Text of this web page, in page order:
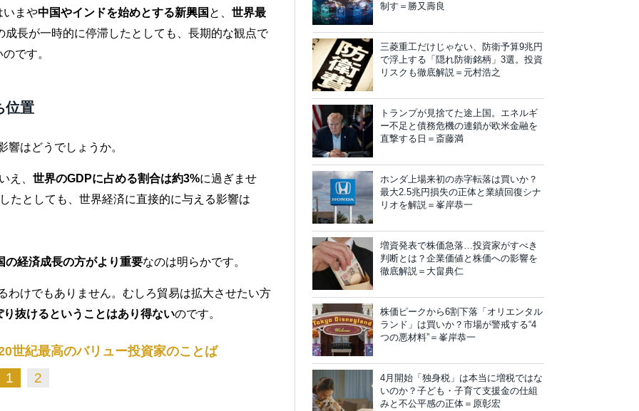
いまや中国やインドを始めとする新興国 と、 世界最
成長が一時的に停滞したとしても、長期的な観点で
です。
位置
響はどうでしょうか。
え、 世界のGDPに占める割合は約3%に過ぎませ
たとしても、世界経済に直接的に与える影響は
の経済成長の方がより重要なのは明らかです。
わけでもありません。むしろ貿易は拡大させたい方
抜けるということはあり得ないのです。
世紀最高のバリュー投資家のことば
1 2
制す＝勝又壽良
三菱重工だけじゃない、防衛予算9兆円
で浮上する「隠れ防衛銘柄」3選。投資
リスクも徹底解説＝元村浩之
トランプが見捨てた途上国。エネルギ
ー不足と債務危機の連鎖が欧米金融を
直撃する日＝斎藤満
ホンダ上場来初の赤字転落は買いか？
最大2.5兆円損失の正体と業績回復シナ
リオを解説＝峯岸恭一
増資発表で株価急落…投資家がすべき
判断とは？企業価値と株価への影響を
徹底解説＝大畠典仁
株価ピークから6割下落「オリエンタル
ランド」は買いか？市場が警戒する“4
つの悪材料”＝峯岸恭一
4月開始「独身税」は本当に増税ではな
いのか？子ども・子育て支援金の仕組
みと不公平感の正体＝原彰宏